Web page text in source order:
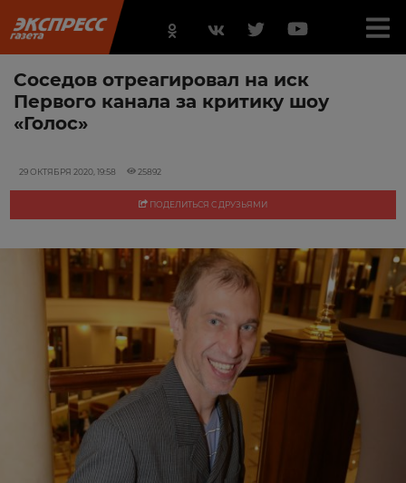
Соседов отреагировал на иск
Первого канала за критику шоу
«Голос»
29 ОКТЯБРЯ 2020, 19:58 25892
ПОДЕЛИТЬСЯ С ДРУЗЬЯМИ